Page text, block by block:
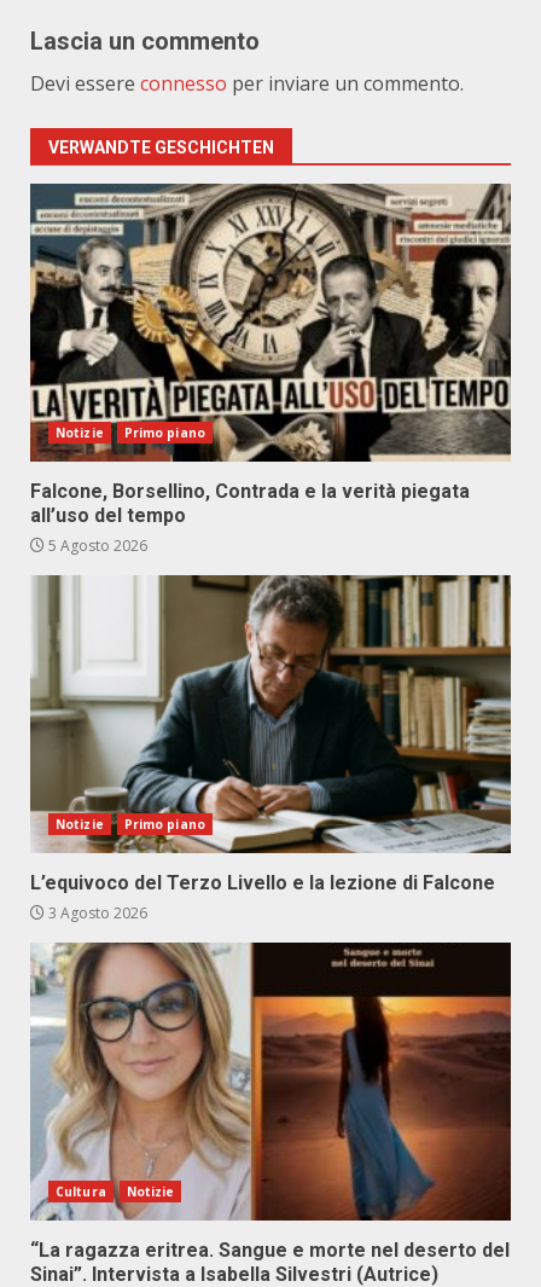
Lascia un commento
Devi essere connesso per inviare un commento.
VERWANDTE GESCHICHTEN
Notizie Primo piano
Falcone, Borsellino, Contrada e la verità piegata
all’uso del tempo
5 Agosto 2026
Notizie Primo piano
L’equivoco del Terzo Livello e la lezione di Falcone
3 Agosto 2026
Cultura Notizie
“La ragazza eritrea. Sangue e morte nel deserto del
Sinai”. Intervista a Isabella Silvestri (Autrice)